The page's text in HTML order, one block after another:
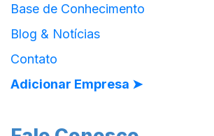
Base de Conhecimento
Blog & Notícias
Contato
Adicionar Empresa ➤